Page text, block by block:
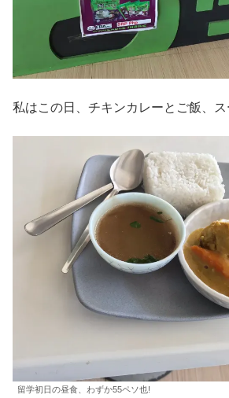
私はこの日、チキンカレーとご飯、ス
留学初日の昼食、わずか55ペソ也!